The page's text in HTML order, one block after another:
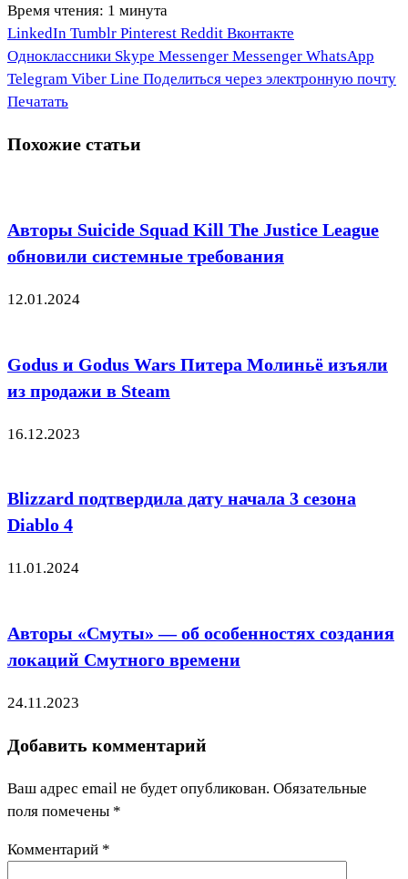
Время чтения: 1 минута
LinkedIn Tumblr Pinterest Reddit Вконтакте
Одноклассники Skype Messenger Messenger WhatsApp
Telegram Viber Line Поделиться через электронную почту
Печатать
Похожие статьи
Авторы Suicide Squad Kill The Justice League
обновили системные требования
12.01.2024
Godus и Godus Wars Питера Молиньё изъяли
из продажи в Steam
16.12.2023
Blizzard подтвердила дату начала 3 сезона
Diablo 4
11.01.2024
Авторы «Смуты» — об особенностях создания
локаций Смутного времени
24.11.2023
Добавить комментарий
Ваш адрес email не будет опубликован. Обязательные
поля помечены *
Комментарий *